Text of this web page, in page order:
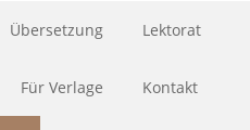
Übersetzung Lektorat
Für Verlage Kontakt